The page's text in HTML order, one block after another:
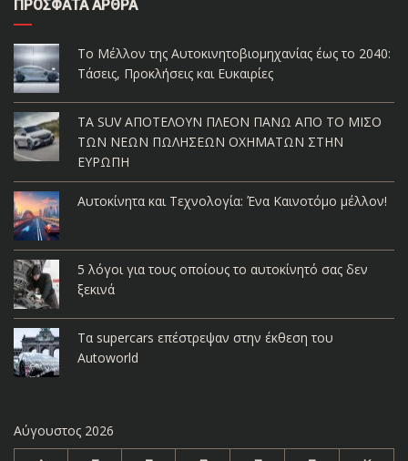
ΠΡΌΣΦΑΤΑ ΆΡΘΡΑ
Το Μέλλον της Αυτοκινητοβιομηχανίας έως το 2040:
Τάσεις, Προκλήσεις και Ευκαιρίες
ΤΑ SUV ΑΠΟΤΕΛΟΥΝ ΠΛΕΟΝ ΠΑΝΩ ΑΠΟ ΤΟ ΜΙΣΟ
ΤΩΝ ΝΕΩΝ ΠΩΛΗΣΕΩΝ ΟΧΗΜΑΤΩΝ ΣΤΗΝ
ΕΥΡΩΠΗ
Αυτοκίνητα και Τεχνολογία: Ένα Καινοτόμο μέλλον!
5 λόγοι για τους οποίους το αυτοκίνητό σας δεν
ξεκινά
Τα supercars επέστρεψαν στην έκθεση του
Autoworld
Αύγουστος 2026